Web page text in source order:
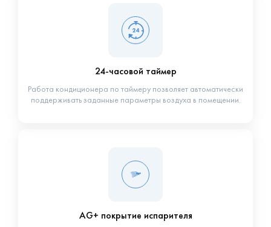
24-часовой таймер
Работа кондиционера по таймеру позволяет автоматически
поддерживать заданные параметры воздуха в помещении.
AG+ покрытие испарителя